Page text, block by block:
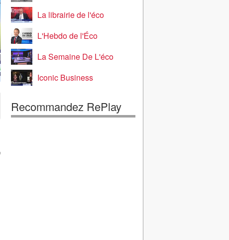
La librairie de l'éco
L'Hebdo de l'Éco
La Semaine De L'éco
Iconic Business
Recommandez RePlay